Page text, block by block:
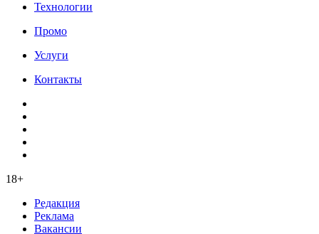
Технологии
Промо
Услуги
Контакты
18+
Редакция
Реклама
Вакансии